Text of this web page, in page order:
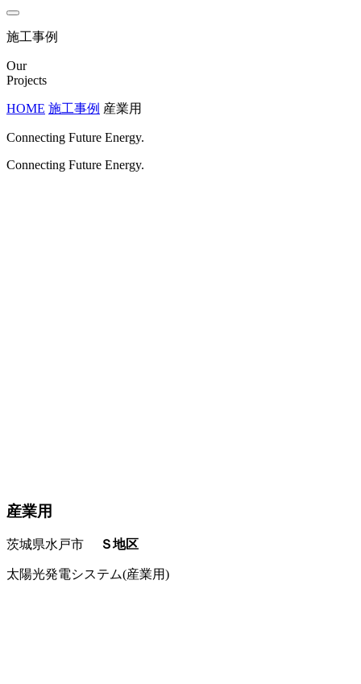
施工事例
Our
Projects
HOME 施工事例 産業用
Connecting Future Energy.
Connecting Future Energy.
産業用
茨城県水戸市 Ｓ地区
太陽光発電システム(産業用)